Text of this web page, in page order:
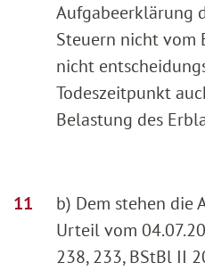
Aufgabeerklärung
Steuern nicht vom
nicht
Todeszeitpunkt
Belastung des
b) Dem stehen die
Urteil vom
238, 233, BStBl II